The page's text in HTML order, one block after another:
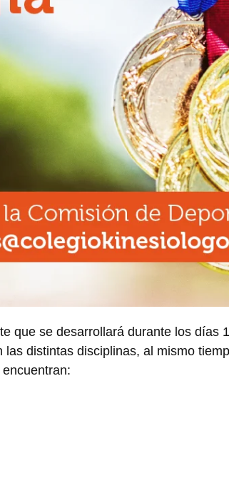
que se desarrollará durante los días
distintas disciplinas, al mismo